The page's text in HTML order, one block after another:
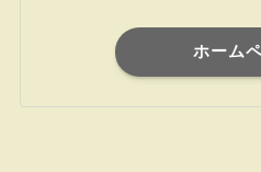
ホーム